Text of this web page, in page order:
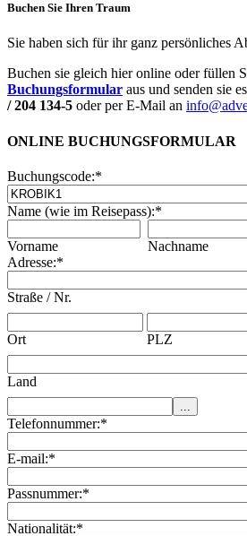
Buchen Sie Ihren Traum
Sie haben sich für ihr ganz persönliches
Buchen sie gleich hier online oder füllen
Buchungsformular aus und senden sie
/ 204 134-5 oder per E-Mail an
ONLINE BUCHUNGSFORMULAR
Buchungscode:*
Name (wie im Reisepass):*
Vorname
Nachname
Adresse:*
Straße / Nr.
Ort PLZ
Land
Telefonnummer:*
E-mail:*
Passnummer:*
Nationalität:*